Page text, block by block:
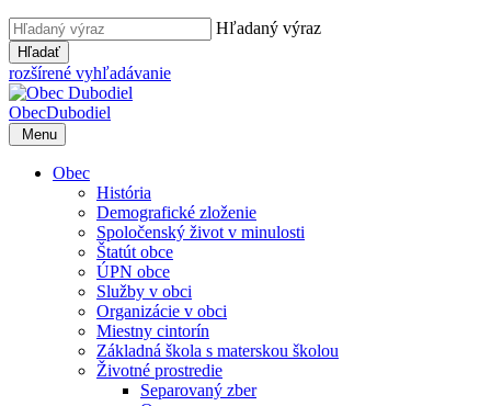
Hľadaný výraz
Hľadať
rozšírené vyhľadávanie
ObecDubodiel
Menu
Obec
História
Demografické zloženie
Spoločenský život v minulosti
Štatút obce
ÚPN obce
Služby v obci
Organizácie v obci
Miestny cintorín
Základná škola s materskou školou
Životné prostredie
Separovaný zber